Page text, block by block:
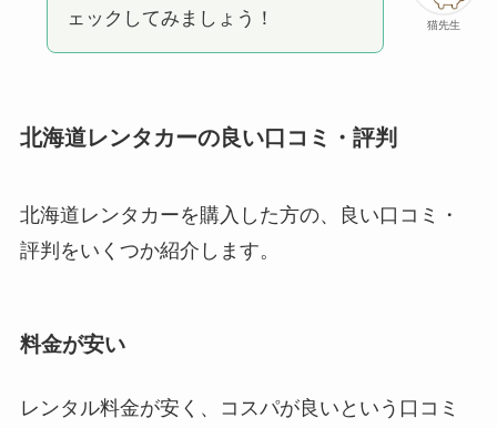
猫先生
ェックしてみましょう！
北海道レンタカーの良い口コミ・評判
北海道レンタカーを購入した方の、良い口コミ・
評判をいくつか紹介します。
料金が安い
レンタル料金が安く、コスパが良いという口コミ